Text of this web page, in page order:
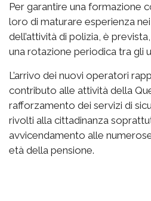
Per garantire una formazione
loro di maturare esperienza
dell’attività di polizia, è
una rotazione periodica tra gli
L’arrivo dei nuovi operatori
contributo alle attività della
rafforzamento dei servizi di
rivolti alla cittadinanza
avvicendamento alle
età della pensione.